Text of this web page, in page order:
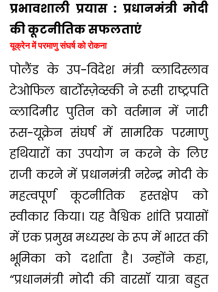
प्रभावशाली प्रयास : प्रधानमंत्री मोदी
की कूटनीतिक सफलताएं
यूक्रेन में परमाणु संघर्ष को रोकना
पोलैंड के उप-विदेश मंत्री व्लादिस्लाव
टेओफिल बार्टोस्ज़ेव्स्की ने रूसी राष्ट्रपति
व्लादिमीर पुतिन को वर्तमान में जारी
रूस-यूक्रेन संघर्ष में सामरिक परमाणु
हथियारों का उपयोग न करने के लिए
राजी करने में प्रधानमंत्री नरेन्द्र मोदी के
महत्वपूर्ण कूटनीतिक हस्तक्षेप को
स्वीकार किया। यह वैश्विक शांति प्रयासों
में एक प्रमुख मध्यस्थ के रूप में भारत की
भूमिका को दर्शाता है। उन्होंने कहा,
“प्रधानमंत्री मोदी की वारसॉ यात्रा बहुत